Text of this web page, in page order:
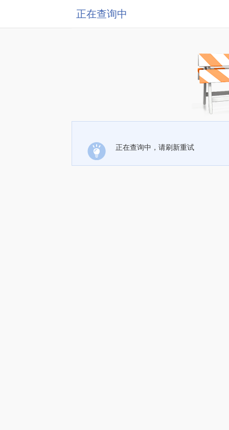
正在查询中
正在查询中，请刷新重试